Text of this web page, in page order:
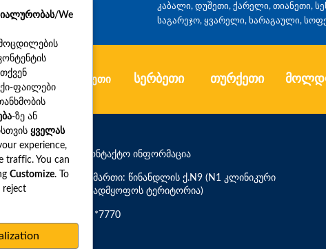
კაბალი, დუშეთი, ქარელი, თიანეთი,
საგარეჯო, ყვარელი, ხარაგაული,
ბულგარეთი სერბეთი თურქეთი
და
საკონტაქტო ინფორმაცია
მისამართი: წინანდლის ქ.N9 (N1 კლინიკური
საავადმყოფოს ტერიტორია)
*7770
We
ფაილები
-ზე ან
ყველას
experience,
traffic. You can
Customize. To
reject